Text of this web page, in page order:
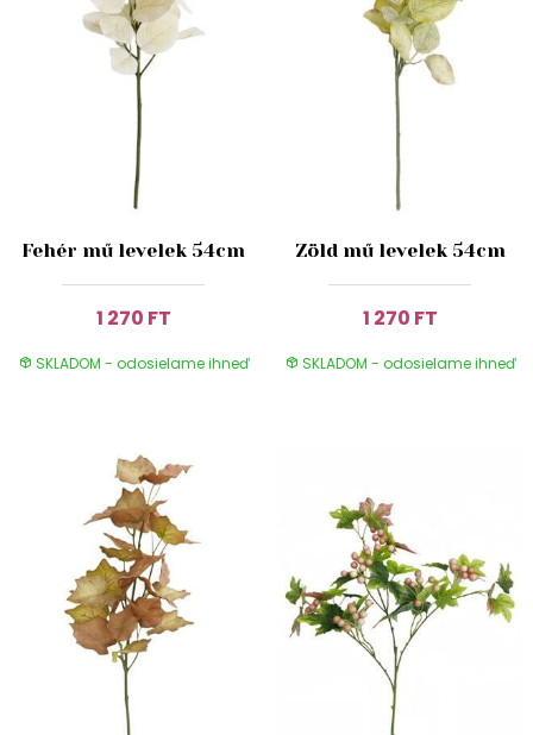
Fehér mű levelek 54cm
1 270 FT
SKLADOM - odosielame ihneď
Zöld mű levelek 54cm
1 270 FT
SKLADOM - odosielame ihneď